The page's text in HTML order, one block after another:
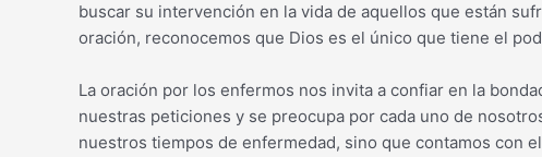
buscar su intervención en la vida de aquellos que están
oración, reconocemos que Dios es el único que tiene el
La oración por los enfermos nos invita a confiar en la
nuestras peticiones y se preocupa por cada uno de
nuestros tiempos de enfermedad, sino que contamos con